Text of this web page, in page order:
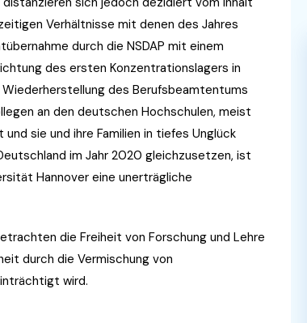
Verhältnisse mit denen des Jahres
durch die NSDAP mit einem
des ersten Konzentrationslagers in
des Berufsbeamtentums
an den deutschen Hochschulen, meist
sie und ihre Familien in tiefes Unglück
im Jahr 2020 gleichzusetzen, ist
Hannover eine unerträgliche
die Freiheit von Forschung und Lehre
durch die Vermischung von
wird.